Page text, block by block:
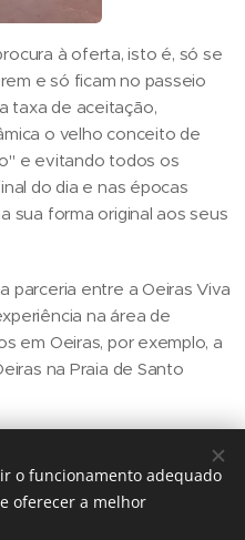
à oferta, isto é, só se
e só ficam no passeio
taxa de aceitação,
o velho conceito de
e evitando todos os
do dia e nas épocas
sua forma original aos seus
parceria entre a Oeiras Viva
na área de
em Oeiras, por exemplo, a
na Praia de Santo
o funcionamento adequado
oferecer a melhor